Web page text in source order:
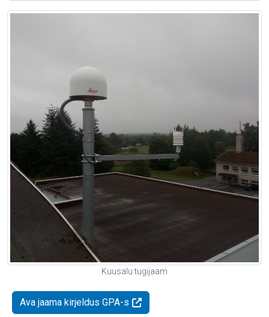
Kuusalu tugijaam
Ava jaama kirjeldus GPA-s